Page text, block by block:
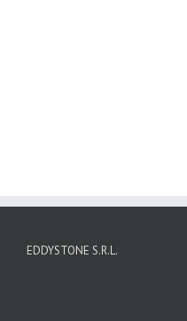
EDDYSTONE S.R.L.